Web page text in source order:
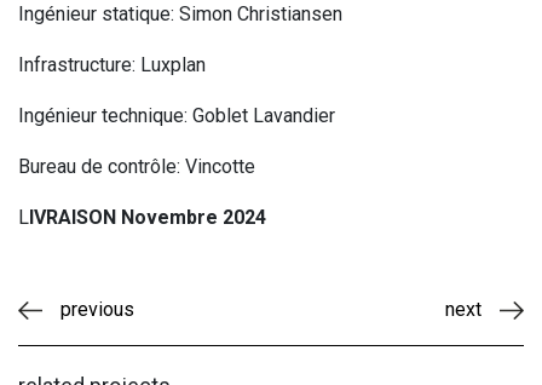
Ingénieur statique: Simon Christiansen
Infrastructure: Luxplan
Ingénieur technique: Goblet Lavandier
Bureau de contrôle: Vincotte
LIVRAISON Novembre 2024
previous next